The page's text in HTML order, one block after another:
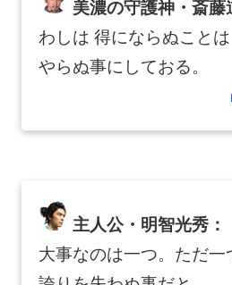
美濃の守護神・斎藤
わしは 得にならぬことは
やらぬ事にしておる。
主人公・明智光秀：
大事なのは一つ。ただ一